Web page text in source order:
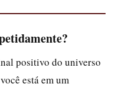
positivo do universo
está em um